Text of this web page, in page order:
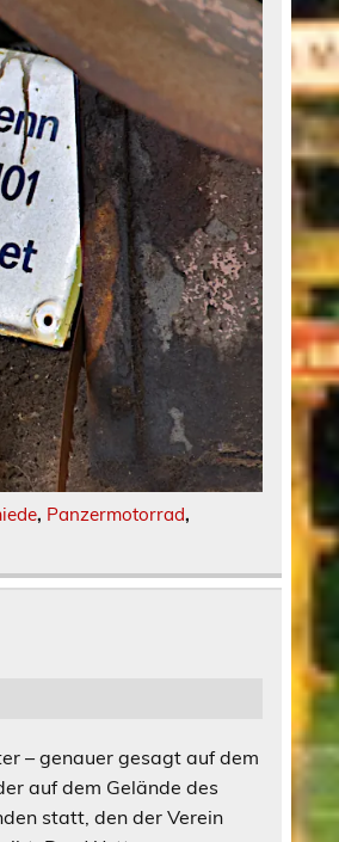
, Panzermotorrad,
– genauer gesagt auf dem
auf dem Gelände des
statt, den der Verein